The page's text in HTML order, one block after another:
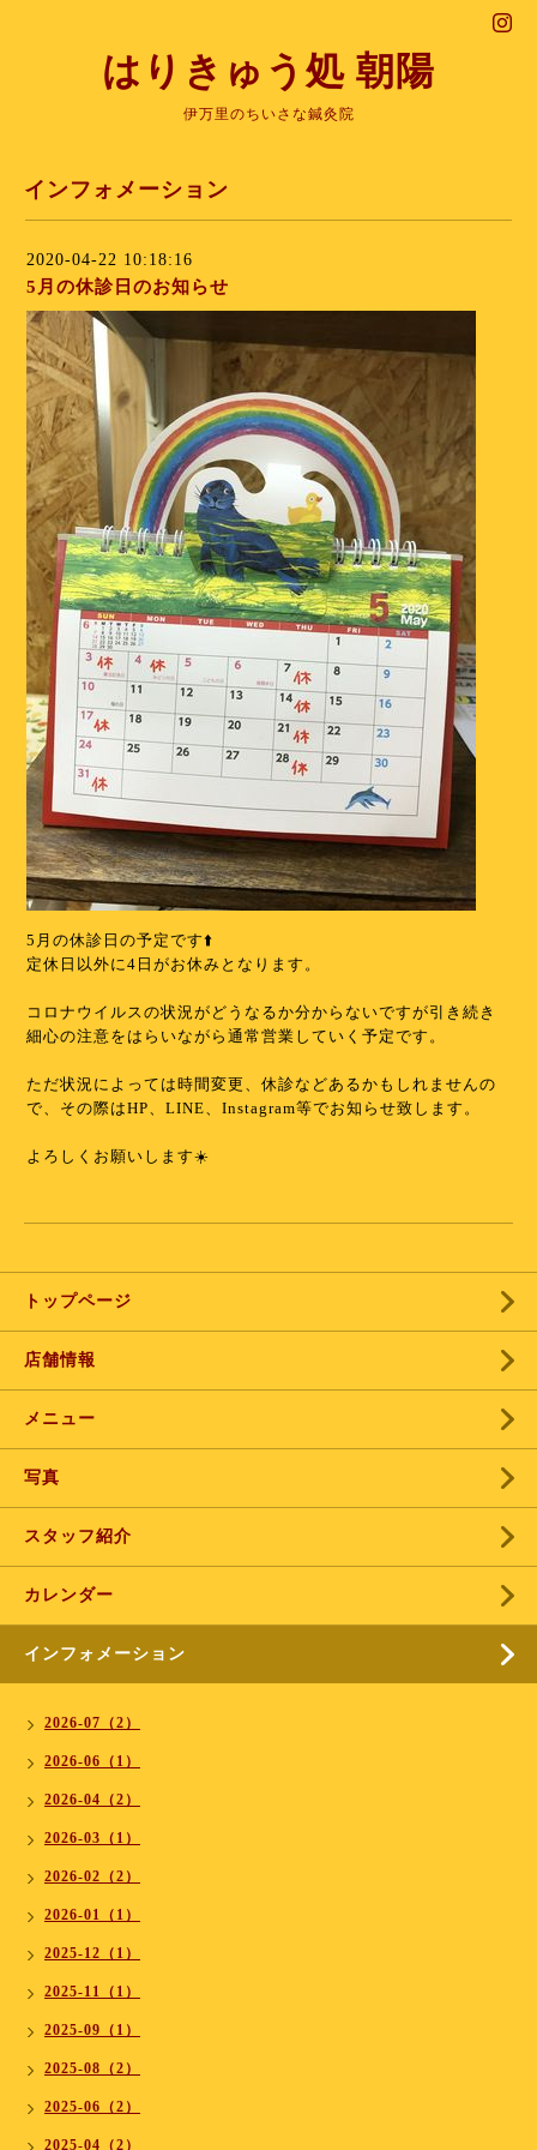
はりきゅう処 朝陽
伊万里のちいさな鍼灸院
インフォメーション
2020-04-22 10:18:16
5月の休診日のお知らせ
5月の休診日の予定です⬆️
定休日以外に4日がお休みとなります。
コロナウイルスの状況がどうなるか分からないですが引き続き
細心の注意をはらいながら通常営業していく予定です。
ただ状況によっては時間変更、休診などあるかもしれませんの
で、その際はHP、LINE、Instagram等でお知らせ致します。
よろしくお願いします☀️
トップページ
店舗情報
メニュー
写真
スタッフ紹介
カレンダー
インフォメーション
2026-07（2）
2026-06（1）
2026-04（2）
2026-03（1）
2026-02（2）
2026-01（1）
2025-12（1）
2025-11（1）
2025-09（1）
2025-08（2）
2025-06（2）
2025-04（2）